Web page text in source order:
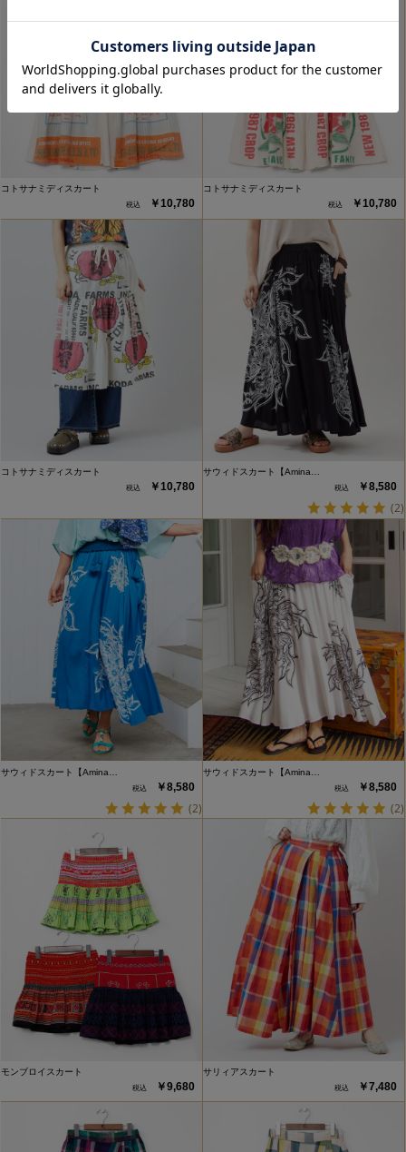
コトサナミディスカート
￥10,780
コトサナミディスカート
￥10,780
コトサナミディスカート
￥10,780
サウィドスカート【Amina…
￥8,580
(2)
サウィドスカート【Amina…
￥8,580
(2)
サウィドスカート【Amina…
￥8,580
(2)
モンブロイスカート
￥9,680
サリィアスカート
￥7,480